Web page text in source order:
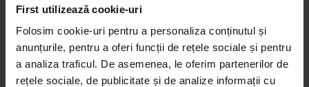
First utilizează cookie-uri
Folosim cookie-uri pentru a personaliza conținutul și
anunțurile, pentru a oferi funcții de rețele sociale și pentru
a analiza traficul. De asemenea, le oferim partenerilor de
rețele sociale, de publicitate și de analize informații cu
Pe First.ro găsești apartamente cu 2 camere de vânzare,
una dintre cele mai căutate tipologii de locuințe. Aceste
apartamente oferă un echilibru ideal între spațiu, confort și
buget. Poți alege dintre apartamente noi, în ansambluri
rezidențiale moderne, sau apartamente situate în zone